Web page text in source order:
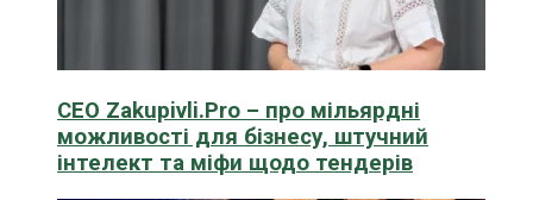
CEO Zakupivli.Pro – про мільярдні
можливості для бізнесу, штучний
інтелект та міфи щодо тендерів